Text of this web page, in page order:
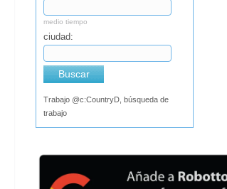
medio tiempo
ciudad:
Buscar
Trabajo @c:CountryD, búsqueda de
trabajo